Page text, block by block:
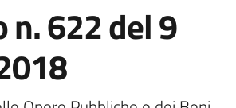
n. 622 del 9